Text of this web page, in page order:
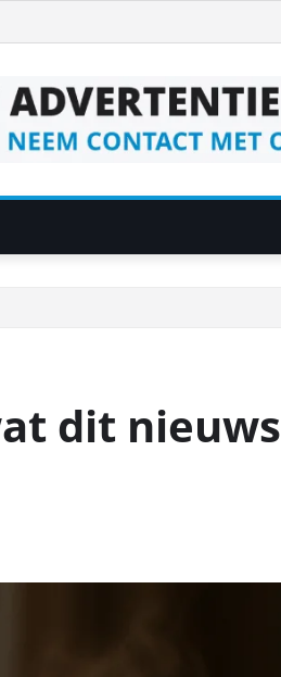
dit nieuws